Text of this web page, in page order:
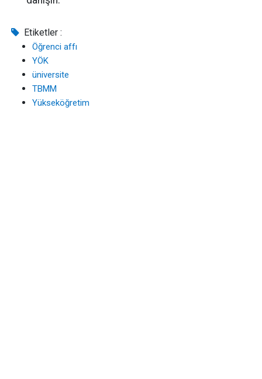
Etiketler :
Öğrenci affı
YÖK
üniversite
TBMM
Yükseköğretim